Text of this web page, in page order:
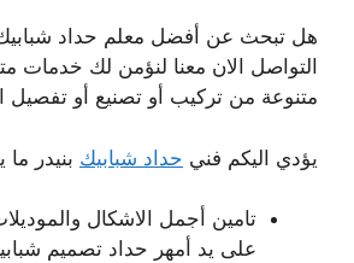
هل تبحث عن أفضل معلم حداد شبابيك
التواصل الان معنا لنؤمن لك خدمات
متنوعة من تركيب أو تصنيع أو تفصيل
يؤدي اليكم فني حداد شبابيك بنيدر
تامين أجمل الاشكال
على يد أمهر حداد تصميم